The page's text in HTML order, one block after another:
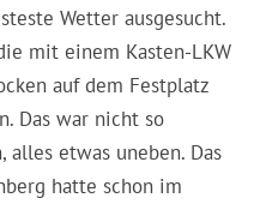
Wetter ausgesucht.
mit einem Kasten-LKW
auf dem Festplatz
Das war nicht so
alles etwas uneben. Das
hatte schon im